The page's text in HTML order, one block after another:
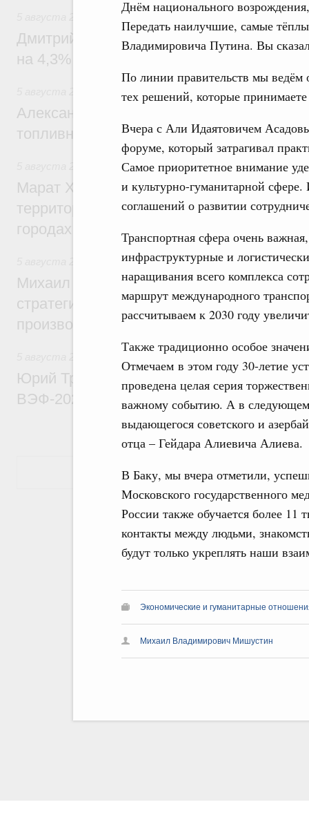
Днём национального
Передать наилучшие, самые
Владимировича Путина. Вы
По линии правительств мы
тех решений, которые
Вчера с Али Идаятовичем
форуме, который затрагивал
Самое приоритетное внимание
и культурно-гуманитарной
соглашений о развитии
Транспортная сфера очень
инфраструктурные и
наращивания всего комплекса
маршрут международного
рассчитываем к 2030 году
Также традиционно особое
Отмечаем в этом году 30-летие
проведена целая серия
важному событию. А в следующем
выдающегося советского и
отца – Гейдара Алиевича Алиева.
В Баку, мы вчера отметили,
Московского государственного
России также обучается более 11
контакты между людьми,
будут только укреплять наши
Экономические и гуманитарные
Михаил Владимирович Мишустин
Внутренний и въездной туризм
Дмитрий Чернышенко: Внутренний
на 4,3%, въездной – на 20,1%
Оборот бензина и дизельного топлива
Александр Новак провёл совещание по
топливном рынке
Жилищная политика, рынок жилья
Марат Хуснуллин: Первые проекты
территорий в Донбассе и Новороссии
городах ДНР
Вопросы производительности труда и
Михаил Мишустин дал поручения по
стратегической сессии, посвящённой
производительности труда
Общие вопросы развития ДФО
Юрий Трутнев: Опубликована
ВЭФ-2026
Показать еще